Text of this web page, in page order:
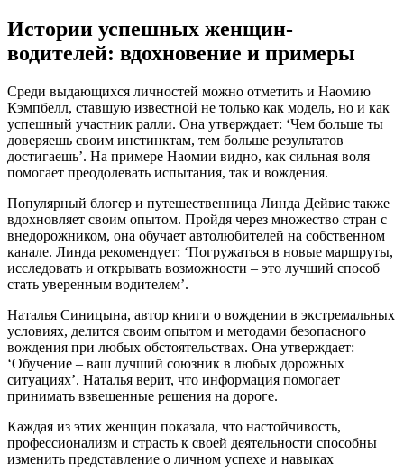
Истории успешных женщин-
водителей: вдохновение и примеры
Среди выдающихся личностей можно отметить и Наомию
Кэмпбелл, ставшую известной не только как модель, но и как
успешный участник ралли. Она утверждает: ‘Чем больше ты
доверяешь своим инстинктам, тем больше результатов
достигаешь’. На примере Наомии видно, как сильная воля
помогает преодолевать испытания, так и вождения.
Популярный блогер и путешественница Линда Дейвис также
вдохновляет своим опытом. Пройдя через множество стран с
внедорожником, она обучает автолюбителей на собственном
канале. Линда рекомендует: ‘Погружаться в новые маршруты,
исследовать и открывать возможности – это лучший способ
стать уверенным водителем’.
Наталья Синицына, автор книги о вождении в экстремальных
условиях, делится своим опытом и методами безопасного
вождения при любых обстоятельствах. Она утверждает:
‘Обучение – ваш лучший союзник в любых дорожных
ситуациях’. Наталья верит, что информация помогает
принимать взвешенные решения на дороге.
Каждая из этих женщин показала, что настойчивость,
профессионализм и страсть к своей деятельности способны
изменить представление о личном успехе и навыках